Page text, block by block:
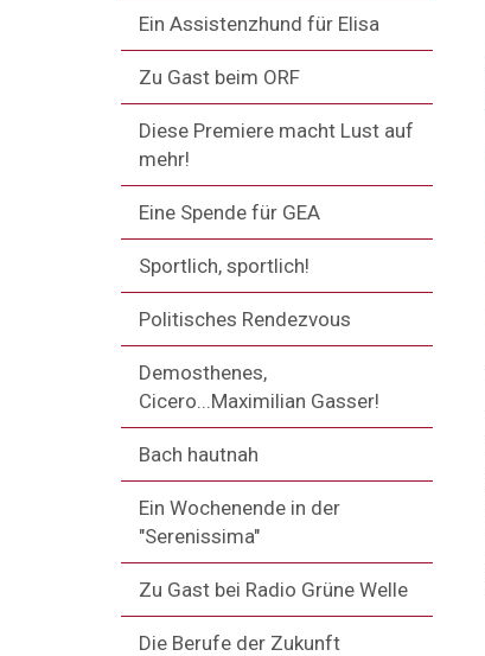
Ein Assistenzhund für Elisa
Zu Gast beim ORF
Diese Premiere macht Lust auf
mehr!
Eine Spende für GEA
Sportlich, sportlich!
Politisches Rendezvous
Demosthenes,
Cicero...Maximilian Gasser!
Bach hautnah
Ein Wochenende in der
"Serenissima"
Zu Gast bei Radio Grüne Welle
Die Berufe der Zukunft